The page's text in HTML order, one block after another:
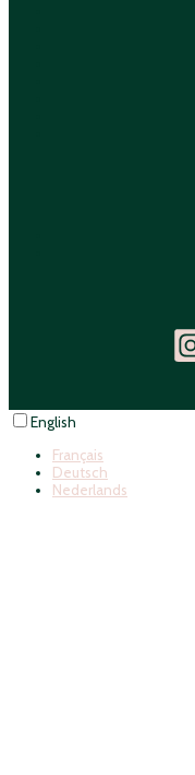
English
Français
Deutsch
Nederlands